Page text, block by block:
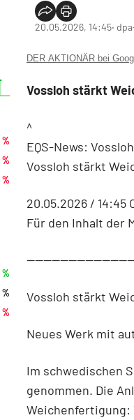
20.05.2026, 14:45‧
DER AKTIONÄR bei
Vossloh stärkt
^
EQS-News:
Vossloh stärkt
20.05.2026 / 14:45
Für den Inhalt der
Vossloh stärkt
Neues Werk mit
Im schwedischen
genommen. Die
%
%
%
%
%
%